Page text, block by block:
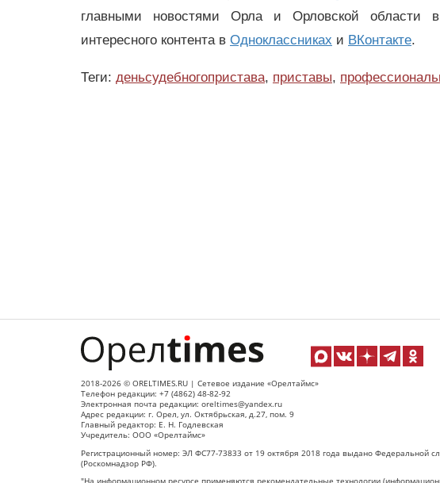
главными новостями Орла и Орловской области
интересного контента в Одноклассниках и ВКонтакте.
Теги: деньсудебногопристава, приставы,
2018-2026 © ORELTIMES.RU | Сетевое издание «Орелтаймс»
Телефон редакции: +7 (4862) 48-82-92
Электронная почта редакции: oreltimes@yandex.ru
Адрес редакции: г. Орел, ул. Октябрьская, д.27, пом. 9
Главный редактор: Е. Н. Годлевская
Учредитель: ООО «Орелтаймс»
Регистрационный номер: ЭЛ ФС77-73833 от 19 октября 2018 года выдано Федеральной
(Роскомнадзор РФ).